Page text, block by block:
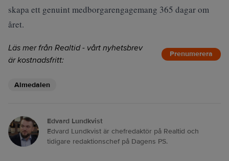
skapa ett genuint medborgarengagemang 365 dagar om
året.
Läs mer från Realtid - vårt nyhetsbrev
är kostnadsfritt:
Prenumerera
Almedalen
Edvard Lundkvist
Edvard Lundkvist är chefredaktör på Realtid och
tidigare redaktionschef på Dagens PS.